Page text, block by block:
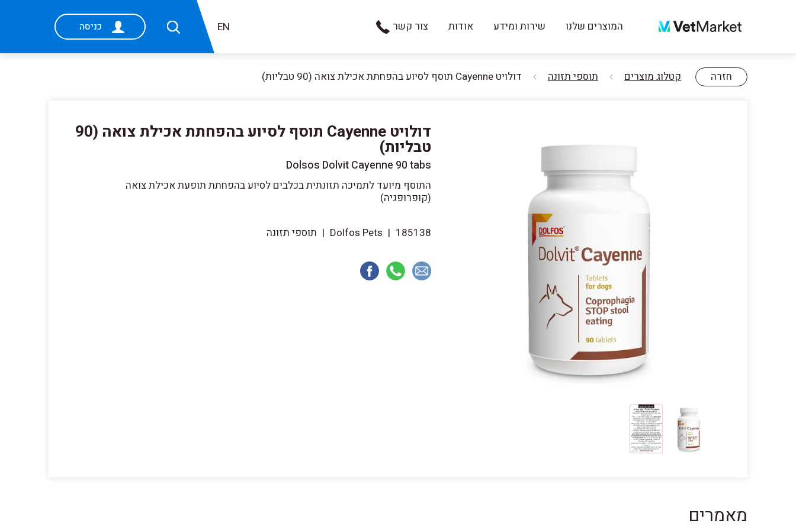
המוצרים שלנו שירות ומידע אודות צור קשר EN כניסה
חזרה קטלוג מוצרים תוספי תזונה דולויט Cayenne תוסף לסיוע בהפחתת אכילת צואה (90 טבליות)
דולויט Cayenne תוסף לסיוע בהפחתת אכילת צואה (90
טבליות)
Dolsos Dolvit Cayenne 90 tabs
התוסף מיועד לתמיכה תזונתית בכלבים לסיוע בהפחתת תופעת אכילת צואה
(קופרופגיה)
185138
|
Dolfos Pets
| תוספי תזונה
מאמרים